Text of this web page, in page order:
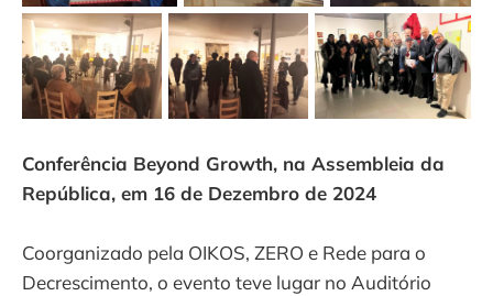
Conferência Beyond Growth, na Assembleia da
República, em 16 de Dezembro de 2024
Coorganizado pela OIKOS, ZERO e Rede para o
Decrescimento, o evento teve lugar no Auditório